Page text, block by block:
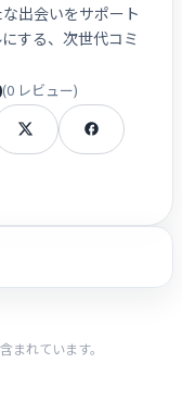
出会いをサポート
する、次世代コミ
(0 レビュー)
れています。